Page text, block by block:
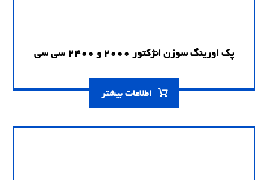
پک اورینگ سوزن انژکتور 2000 و 2400 سی سی
اطلاعات بیشتر